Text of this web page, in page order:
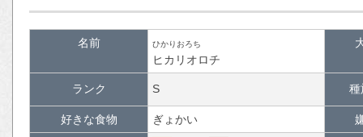
名前 ひかりおろち
ヒカリオロチ
ランク S 種
好きな食物 ぎょかい